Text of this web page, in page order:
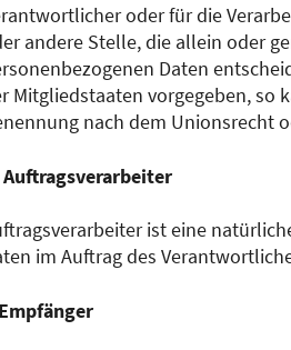
oder für die
andere Stelle, die allein oder
Daten
Mitgliedstaaten vorgegeben, so
nach dem Unionsrecht
Auftragsverarbeiter
ist eine
im Auftrag des